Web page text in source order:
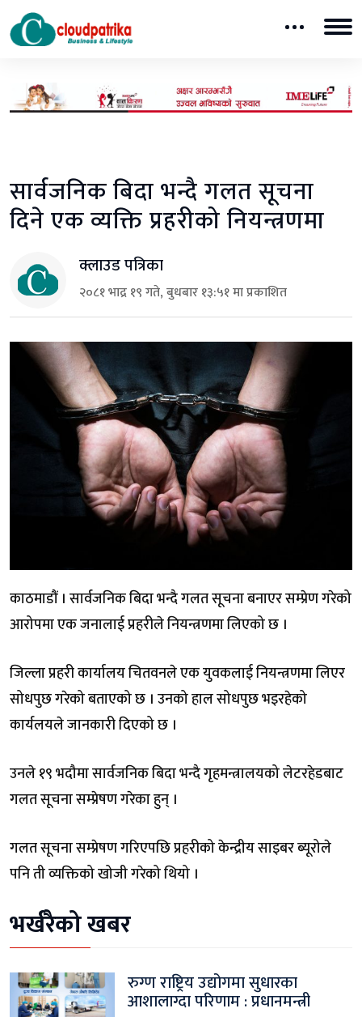
सार्वजनिक बिदा भन्दै गलत सूचना
दिने एक व्यक्ति प्रहरीको नियन्त्रणमा
क्लाउड पत्रिका
२०८१ भाद्र १९ गते, बुधबार १३:५१ मा प्रकाशित
काठमाडौं । सार्वजनिक बिदा भन्दै गलत सूचना बनाएर सम्प्रेण गरेको
आरोपमा एक जनालाई प्रहरीले नियन्त्रणमा लिएको छ ।
जिल्ला प्रहरी कार्यालय चितवनले एक युवकलाई नियन्त्रणमा लिएर
सोधपुछ गरेको बताएको छ । उनको हाल सोधपुछ भइरहेको
कार्यलयले जानकारी दिएको छ ।
उनले १९ भदौमा सार्वजनिक बिदा भन्दै गृहमन्त्रालयको लेटरहेडबाट
गलत सूचना सम्प्रेषण गरेका हुन् ।
गलत सूचना सम्प्रेषण गरिएपछि प्रहरीको केन्द्रीय साइबर ब्यूरोले
पनि ती व्यक्तिको खोजी गरेको थियो ।
भर्खरैको खबर
रुग्ण राष्ट्रिय उद्योगमा सुधारका
आशालाग्दा परिणाम : प्रधानमन्त्री